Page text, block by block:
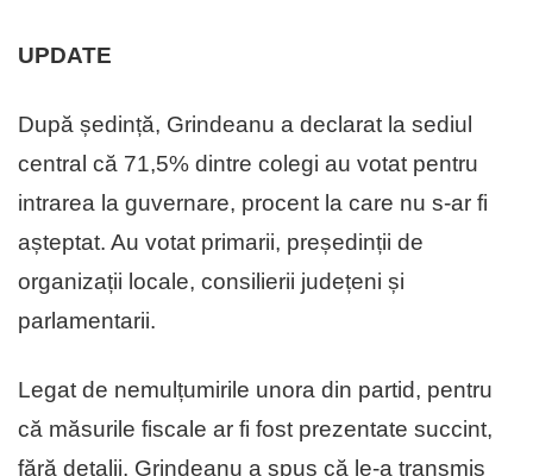
UPDATE
După ședință, Grindeanu a declarat la sediul
central că 71,5% dintre colegi au votat pentru
intrarea la guvernare, procent la care nu s-ar fi
așteptat. Au votat primarii, președinții de
organizații locale, consilierii județeni și
parlamentarii.
Legat de nemulțumirile unora din partid, pentru
că măsurile fiscale ar fi fost prezentate succint,
fără detalii, Grindeanu a spus că le-a transmis